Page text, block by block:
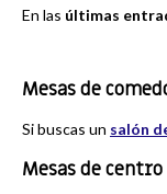
En las últimas
Mesas de
Si buscas un salón
Mesas de centro